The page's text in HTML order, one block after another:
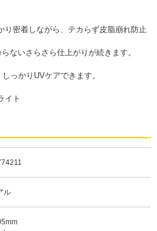
り密着しながら、テカらず皮脂崩れ防止
ないさらさら仕上がりが続きます。
っかりUVケアできます。
イト
ル